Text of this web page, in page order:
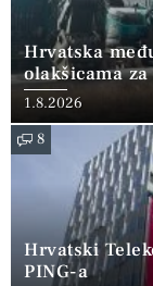
Hrvatska
olakšicama
1.8.2026
8
Hrvatski
PING-a